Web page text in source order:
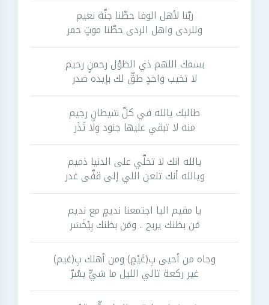
ربّنا لأهل الوفا حطّنا جنّة نعيم
وللردى واهل الردى حطّنا موتٍ حمر
بسمك اللهم ذي الطَوْل رحمنٍ رحيم
لا تخيب واحدٍ طقّ لك بإيده صدر
طالبك يالله في كلّ شيطانٍ رجيم
منه لا تبقي عليها جنود ولا تَذَر
يالله انك لا تخلّي على الدنيا ذميم
ويالله أنك تلعن اللي إلى قفّى غدر
يا مقيم اليا اجتمعنا نديمٍ مع نديم
مَن بظنك يربح .. ومَن بظنك بِيْخَسَر
وجاه من أحيى بِ(غَيْمٍ) ومن أهلك بِ(غيم)
غير ركعة تالي الليل ما شيٍّ يسُرّ